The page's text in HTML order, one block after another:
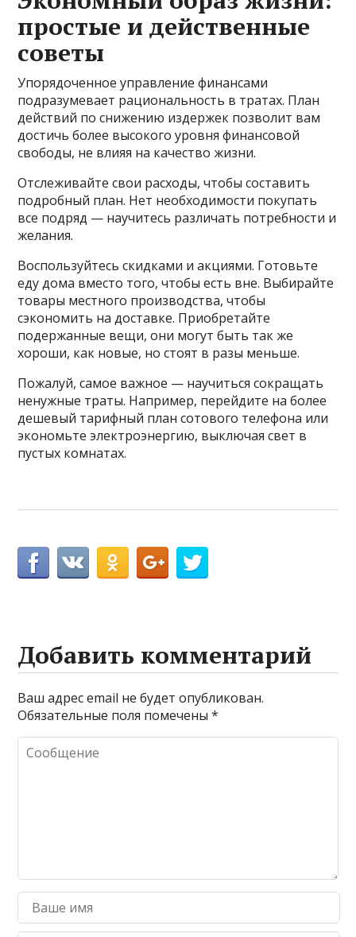
простые и действенные
советы
Упорядоченное управление финансами
подразумевает рациональность в тратах. План
действий по снижению издержек позволит вам
достичь более высокого уровня финансовой
свободы, не влияя на качество жизни.
Отслеживайте свои расходы, чтобы составить
подробный план. Нет необходимости покупать
все подряд — научитесь различать потребности и
желания.
Воспользуйтесь скидками и акциями. Готовьте
еду дома вместо того, чтобы есть вне. Выбирайте
товары местного производства, чтобы
сэкономить на доставке. Приобретайте
подержанные вещи, они могут быть так же
хороши, как новые, но стоят в разы меньше.
Пожалуй, самое важное — научиться сокращать
ненужные траты. Например, перейдите на более
дешевый тарифный план сотового телефона или
экономьте электроэнергию, выключая свет в
пустых комнатах.
Добавить комментарий
Ваш адрес email не будет опубликован.
Обязательные поля помечены*